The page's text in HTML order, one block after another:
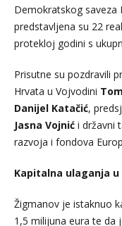
Demokratskog saveza
predstavljena su 22
protekloj godini s
Prisutne su pozdravili
Hrvata u Vojvodini
Danijel Katačić,
Jasna Vojnić i državni
razvoja i fondova
Kapitalna ulaganja
Žigmanov je istaknuo
1,5 milijuna eura te da